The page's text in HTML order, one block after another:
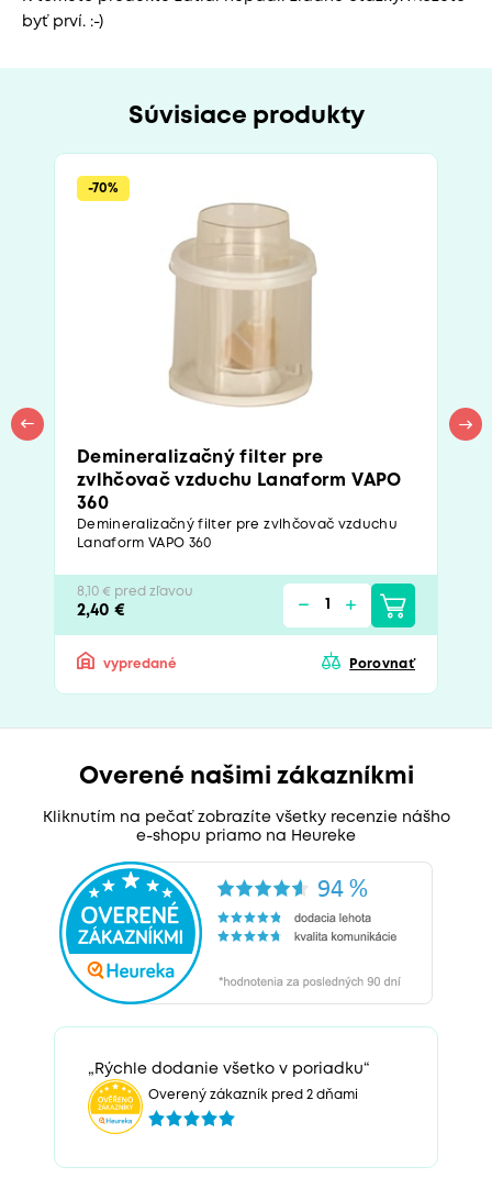
byť prví. :-)
Súvisiace produkty
-70%
Demineralizačný filter pre
zvlhčovač vzduchu Lanaform VAPO
360
Demineralizačný filter pre zvlhčovač vzduchu
Lanaform VAPO 360
8,10 € pred zľavou
2,40 €
vypredané Porovnať
Overené našimi zákazníkmi
Kliknutím na pečať zobrazíte všetky recenzie nášho
e-shopu priamo na Heureke
„Rýchle dodanie všetko v poriadku“
Overený zákazník pred 2 dňami